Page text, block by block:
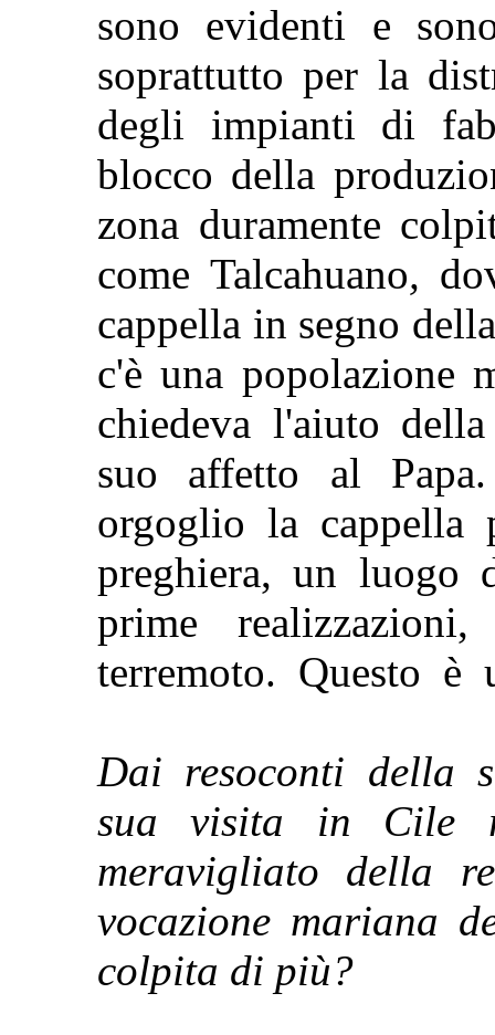
sono evidenti e
soprattutto per la
degli impianti di
blocco della
zona duramente
come Talcahuano,
cappella in segno
c'è una popolazione
chiedeva l'aiuto
suo affetto al
orgoglio la cappella
preghiera, un luogo
prime
terremoto. Questo
Dai resoconti della
sua visita in Cile
meravigliato della
vocazione mariana
colpita di più?